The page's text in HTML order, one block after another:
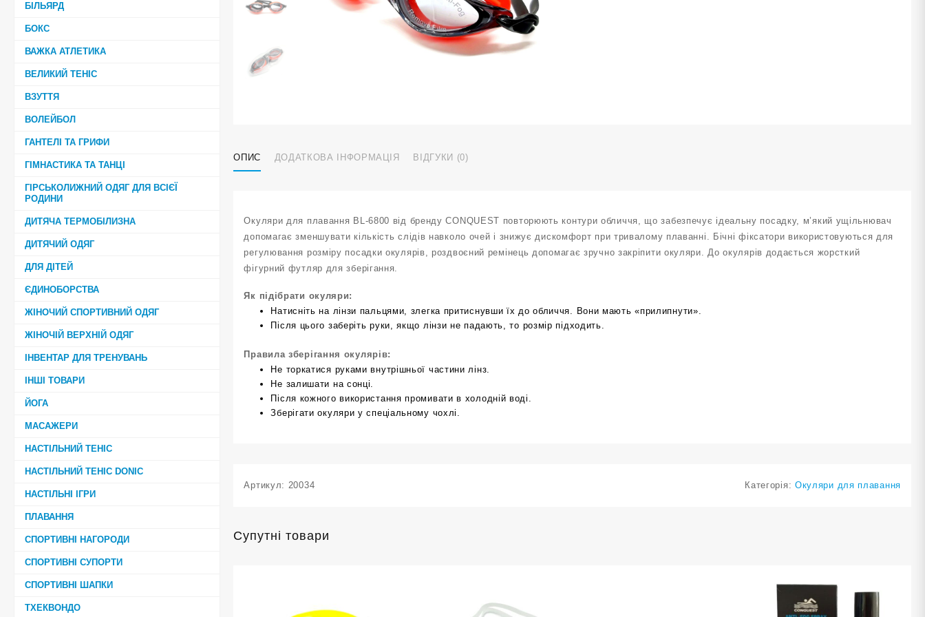
БІЛЬЯРД
БОКС
ВАЖКА АТЛЕТИКА
ВЕЛИКИЙ ТЕНІС
ВЗУТТЯ
ВОЛЕЙБОЛ
ГАНТЕЛІ ТА ГРИФИ
ГІМНАСТИКА ТА ТАНЦІ
ГІРСЬКОЛИЖНИЙ ОДЯГ ДЛЯ ВСІЄЇ
РОДИНИ
ДИТЯЧА ТЕРМОБІЛИЗНА
ДИТЯЧИЙ ОДЯГ
ДЛЯ ДІТЕЙ
ЄДИНОБОРСТВА
ЖІНОЧИЙ СПОРТИВНИЙ ОДЯГ
ЖІНОЧІЙ ВЕРХНІЙ ОДЯГ
ІНВЕНТАР ДЛЯ ТРЕНУВАНЬ
ІНШІ ТОВАРИ
ЙОГА
МАСАЖЕРИ
НАСТІЛЬНИЙ ТЕНІС
НАСТІЛЬНИЙ ТЕНІС DONIC
НАСТІЛЬНІ ІГРИ
ПЛАВАННЯ
СПОРТИВНІ НАГОРОДИ
СПОРТИВНІ СУПОРТИ
СПОРТИВНІ ШАПКИ
ТХЕКВОНДО
ОПИС ДОДАТКОВА ІНФОРМАЦІЯ ВІДГУКИ (0)
Окуляри для плавання BL-6800 від бренду CONQUEST повторюють контури обличчя, що забезпечує ідеальну посадку, м’який ущільнювач
допомагає зменшувати кількість слідів навколо очей і знижує дискомфорт при тривалому плаванні. Бічні фіксатори використовуються для
регулювання розміру посадки окулярів, роздвоєний ремінець допомагає зручно закріпити окуляри. До окулярів додається жорсткий
фігурний футляр для зберігання.
Як підібрати окуляри:
Натисніть на лінзи пальцями, злегка притиснувши їх до обличчя. Вони мають «прилипнути».
Після цього заберіть руки, якщо лінзи не падають, то розмір підходить.
Правила зберігання окулярів:
Не торкатися руками внутрішньої частини лінз.
Не залишати на сонці.
Після кожного використання промивати в холодній воді.
Зберігати окуляри у спеціальному чохлі.
Артикул: 20034 Категорія: Окуляри для плавання
Супутні товари